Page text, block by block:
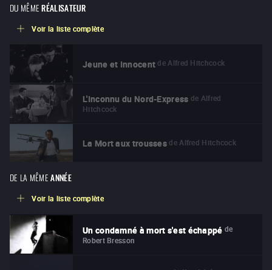
DU MÊME RÉALISATEUR
Voir la liste complète
Jeune et Innocent de Alfred Hitchcock
L'Inconnu du Nord-Express de Alfred
Hitchcock
La Mort aux trousses de Alfred Hitchcock
DE LA MÊME ANNÉE
Voir la liste complète
Un condamné à mort s'est échappé de
Robert Bresson